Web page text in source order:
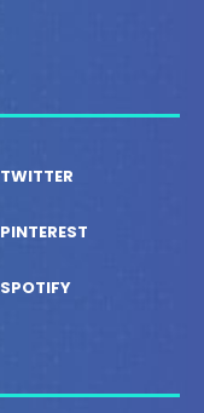
TWITTER
PINTEREST
SPOTIFY